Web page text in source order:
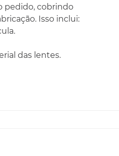
pedido, cobrindo
Isso inclui:
das lentes.